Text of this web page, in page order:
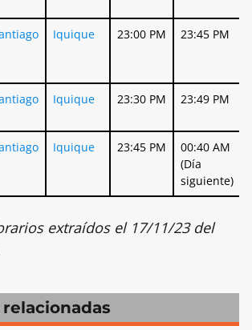
Iquique 23:00 PM 23:45 PM
Iquique 23:30 PM 23:49 PM
Iquique 23:45 PM
00:40 AM
(Día
siguiente)
extraídos el 17/11/23 del